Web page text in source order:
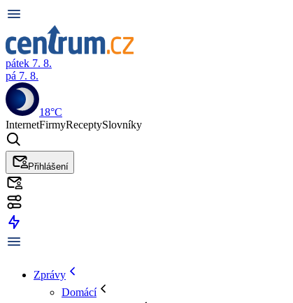
pátek 7. 8.
pá 7. 8.
18°C
InternetFirmyReceptySlovníky
Přihlášení
Zprávy
Domácí